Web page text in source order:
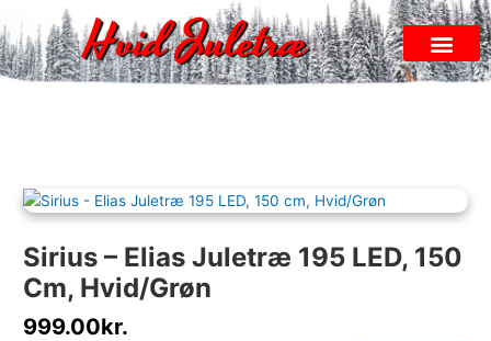
til
indholdet
Hvid Juletræ
Sirius – Elias Juletræ 195 LED, 150
Cm, Hvid/Grøn
999.00kr.